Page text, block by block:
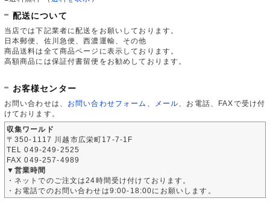
配送について
当店では下記業者に配送をお願いしております。
日本郵便、佐川急便、西濃運輸、その他
商品送料は全て商品ページに表示しております。
高額商品には保証付書留便をお勧めしております。
お客様センター
お問い合わせは、 お問い合わせフォーム メール 、お電話、FAXで受け付
けております。
収集ワールド
〒350-1117 川越市広栄町17-7-1F
TEL 049-249-2525
FAX 049-257-4989
▼営業時間
・ネットでのご注文は24時間受け付けております。
・お電話でのお問い合わせは9:00-18:00にお願いします。